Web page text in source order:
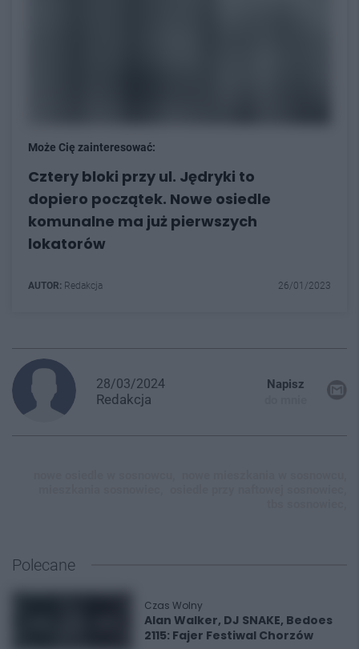
Może Cię zainteresować:
Cztery bloki przy ul. Jędryki to
dopiero początek. Nowe osiedle
komunalne ma już pierwszych
lokatorów
AUTOR: Redakcja 26/01/2023
28/03/2024
Redakcja
Napisz
Polecane
Czas Wolny
Alan Walker, DJ SNAKE, Bedoes
2115: Fajer Festiwal Chorzów